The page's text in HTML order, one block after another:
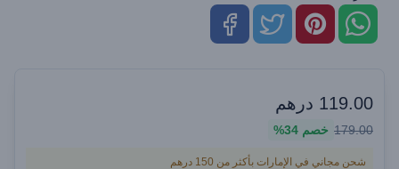
119.00 درهم
179.00 خصم 34%
شحن مجاني في الإمارات بأكثر من 150 درهم